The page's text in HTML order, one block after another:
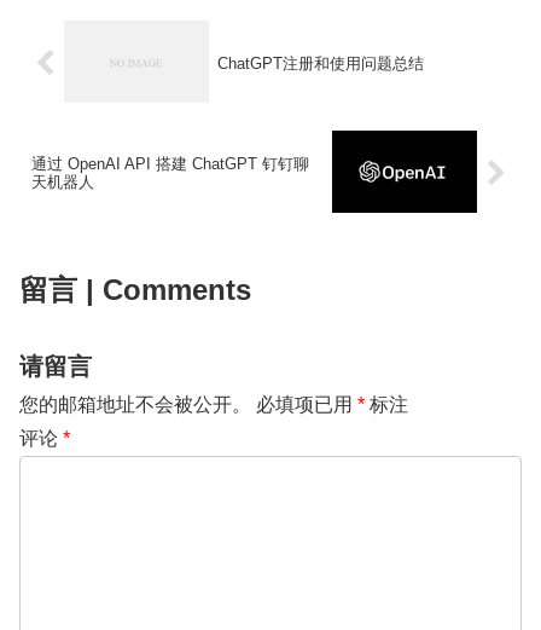
ChatGPT注册和使用问题总结
通过 OpenAI API 搭建 ChatGPT 钉钉聊
天机器人
留言 | Comments
请留言
您的邮箱地址不会被公开。 必填项已用 * 标注
评论 *